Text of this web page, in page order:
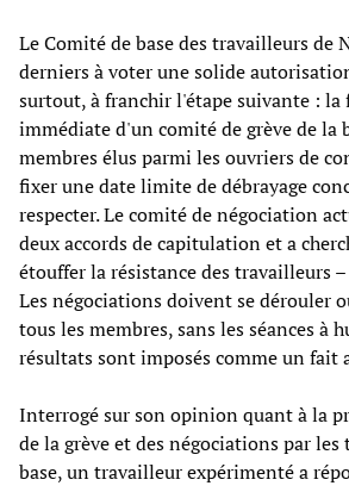
Le Comité de base des travailleurs de
derniers à voter une solide
surtout, à franchir l'étape suivante :
immédiate d'un comité de grève de la
membres élus parmi les ouvriers de
fixer une date limite de débrayage
respecter. Le comité de négociation
deux accords de capitulation et a
étouffer la résistance des travailleurs
Les négociations doivent se dérouler
tous les membres, sans les séances à
résultats sont imposés comme un fait
Interrogé sur son opinion quant à la
de la grève et des négociations par
base, un travailleur expérimenté a